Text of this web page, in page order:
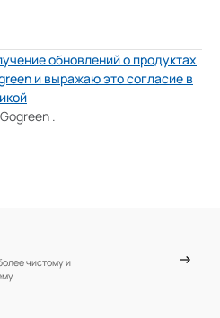
обновлений о продуктах
и выражаю это согласие в
Gogreen .
чистому и